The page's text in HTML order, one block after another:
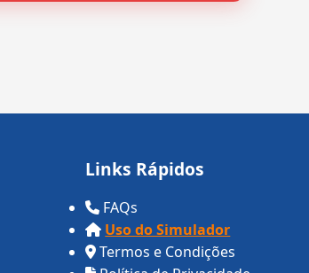
Links Rápidos
FAQs
Uso do Simulador
Termos e Condições